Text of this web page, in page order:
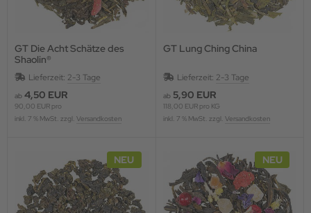
GT Die Acht Schätze des
Shaolin®
Lieferzeit: 2-3 Tage
ab 4,50 EUR
90,00 EUR pro
inkl. 7 % MwSt. zzgl. Versandkosten
GT Lung Ching China
Lieferzeit: 2-3 Tage
ab 5,90 EUR
118,00 EUR pro KG
inkl. 7 % MwSt. zzgl. Versandkosten
NEU NEU